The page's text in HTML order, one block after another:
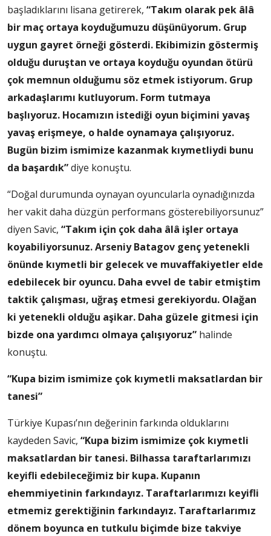
başladıklarını lisana getirerek, “Takım olarak pek âlâ
bir maç ortaya koyduğumuzu düşünüyorum. Grup
uygun gayret örneği gösterdi. Ekibimizin göstermiş
olduğu duruştan ve ortaya koyduğu oyundan ötürü
çok memnun olduğumu söz etmek istiyorum. Grup
arkadaşlarımı kutluyorum. Form tutmaya
başlıyoruz. Hocamızın istediği oyun biçimini yavaş
yavaş erişmeye, o halde oynamaya çalışıyoruz.
Bugün bizim ismimize kazanmak kıymetliydi bunu
da başardık”diye konuştu.
“Doğal durumunda oynayan oyuncularla oynadığınızda
her vakit daha düzgün performans gösterebiliyorsunuz”
diyen Savic, “Takım için çok daha âlâ işler ortaya
koyabiliyorsunuz. Arseniy Batagov genç yetenekli
önünde kıymetli bir gelecek ve muvaffakiyetler elde
edebilecek bir oyuncu. Daha evvel de tabir etmiştim
taktik çalışması, uğraş etmesi gerekiyordu. Olağan
ki yetenekli olduğu aşikar. Daha güzele gitmesi için
bizde ona yardımcı olmaya çalışıyoruz” halinde
konuştu.
“Kupa bizim ismimize çok kıymetli maksatlardan bir
tanesi”
Türkiye Kupası’nın değerinin farkında olduklarını
kaydeden Savic, “Kupa bizim ismimize çok kıymetli
maksatlardan bir tanesi. Bilhassa taraftarlarımızı
keyifli edebileceğimiz bir kupa. Kupanın
ehemmiyetinin farkındayız. Taraftarlarımızı keyifli
etmemiz gerektiğinin farkındayız. Taraftarlarımız
dönem boyunca en tutkulu biçimde bize takviye